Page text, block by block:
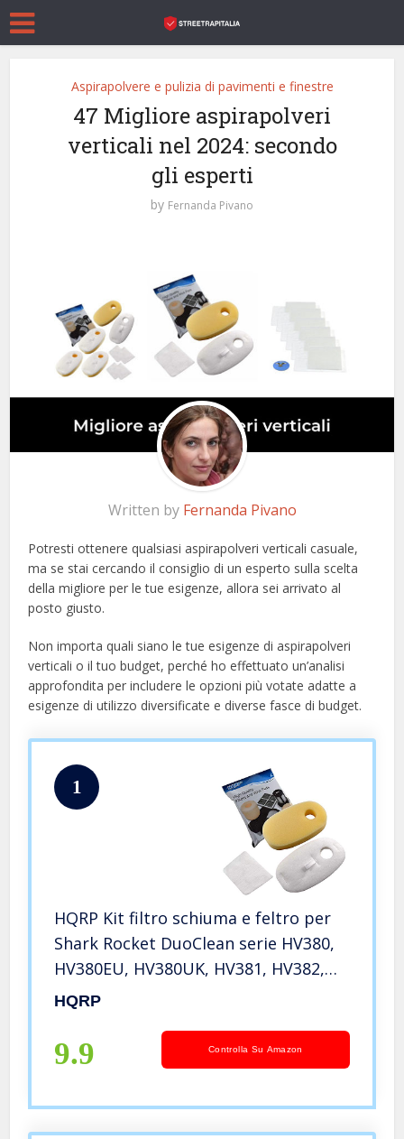
Aspirapolvere e pulizia di pavimenti e finestre
47 Migliore aspirapolveri
verticali nel 2024: secondo
gli esperti
by Fernanda Pivano
Written by Fernanda Pivano
Potresti ottenere qualsiasi aspirapolveri verticali casuale,
ma se stai cercando il consiglio di un esperto sulla scelta
della migliore per le tue esigenze, allora sei arrivato al
posto giusto.
Non importa quali siano le tue esigenze di aspirapolveri
verticali o il tuo budget, perché ho effettuato un’analisi
approfondita per includere le opzioni più votate adatte a
esigenze di utilizzo diversificate e diverse fasce di budget.
1
HQRP Kit filtro schiuma e feltro per
Shark Rocket DuoClean serie HV380,
HV380EU, HV380UK, HV381, HV382,
HV384 Aspirapolveri verticali
HQRP
9.9 Controlla Su Amazon